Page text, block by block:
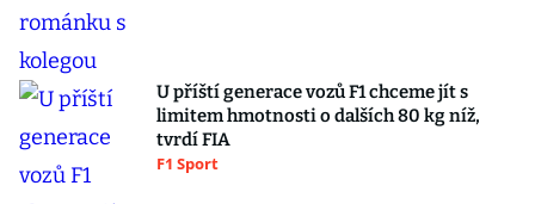
U příští generace vozů F1 chceme jít s
limitem hmotnosti o dalších 80 kg níž,
tvrdí FIA
F1 Sport